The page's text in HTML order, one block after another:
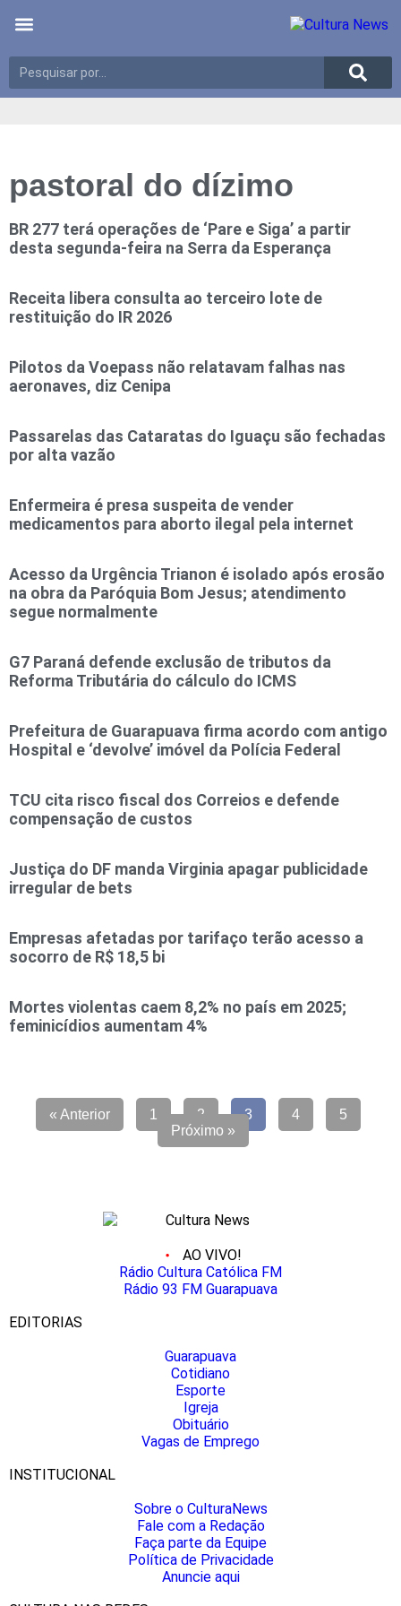
pastoral do dízimo
BR 277 terá operações de ‘Pare e Siga’ a partir
desta segunda-feira na Serra da Esperança
Receita libera consulta ao terceiro lote de
restituição do IR 2026
Pilotos da Voepass não relatavam falhas nas
aeronaves, diz Cenipa
Passarelas das Cataratas do Iguaçu são fechadas
por alta vazão
Enfermeira é presa suspeita de vender
medicamentos para aborto ilegal pela internet
Acesso da Urgência Trianon é isolado após erosão
na obra da Paróquia Bom Jesus; atendimento
segue normalmente
G7 Paraná defende exclusão de tributos da
Reforma Tributária do cálculo do ICMS
Prefeitura de Guarapuava firma acordo com antigo
Hospital e ‘devolve’ imóvel da Polícia Federal
TCU cita risco fiscal dos Correios e defende
compensação de custos
Justiça do DF manda Virginia apagar publicidade
irregular de bets
Empresas afetadas por tarifaço terão acesso a
socorro de R$ 18,5 bi
Mortes violentas caem 8,2% no país em 2025;
feminicídios aumentam 4%
« Anterior 1 2 3 4
5
Próximo »
AO VIVO!
Rádio Cultura Católica FM
Rádio 93 FM Guarapuava
EDITORIAS
Guarapuava
Cotidiano
Esporte
Igreja
Obituário
Vagas de Emprego
INSTITUCIONAL
Sobre o CulturaNews
Fale com a Redação
Faça parte da Equipe
Política de Privacidade
Anuncie aqui